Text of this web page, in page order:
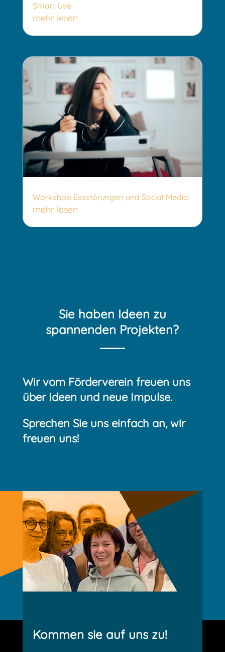
Smart Use
mehr lesen
Workshop Essstörungen und Social Media
mehr lesen
Sie haben Ideen zu
spannenden Projekten?
Wir vom Förderverein freuen uns
über Ideen und neue Impulse.
Sprechen Sie uns einfach an, wir
freuen uns!
Kommen sie auf uns zu!